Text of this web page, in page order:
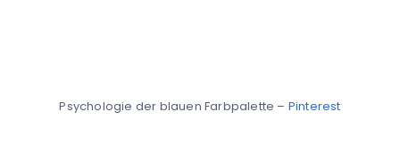
Psychologie der blauen Farbpalette – Pinterest